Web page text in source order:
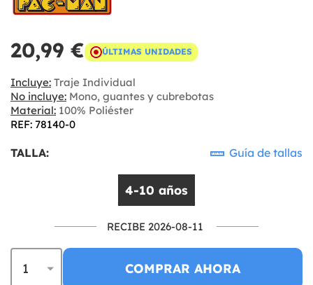
20,99 € ÚLTIMAS UNIDADES
Incluye: Traje Individual
No incluye: Mono, guantes y cubrebotas
Material: 100% Poliéster
REF: 78140-0
TALLA: Guía de tallas
4-10 años
RECIBE 2026-08-11
COMPRAR AHORA